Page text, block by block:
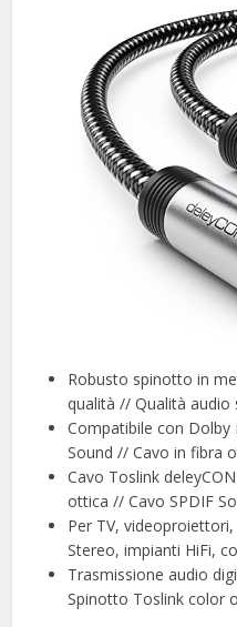
Robusto spinotto in
qualità // Qualità audio
Compatibile con Dolby
Sound // Cavo in fibra
Cavo Toslink
ottica // Cavo SPDIF
Per TV,
Stereo, impianti HiFi,
Trasmissione audio
Spinotto Toslink color